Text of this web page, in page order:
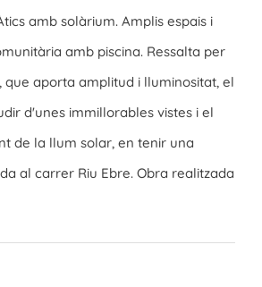
amb solàrium. Amplis espais i
amb piscina. Ressalta per
que aporta amplitud i lluminositat, el
d'unes immillorables vistes i el
de la llum solar, en tenir una
al carrer Riu Ebre. Obra realitzada